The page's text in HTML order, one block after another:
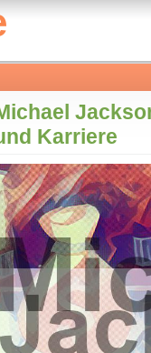
Karriere